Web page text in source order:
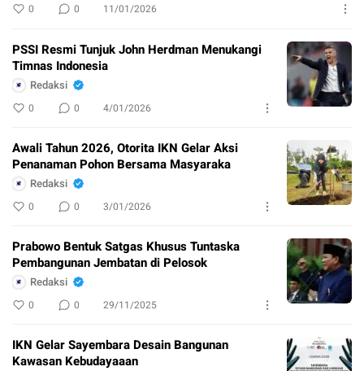
0 0 11/01/2026
PSSI Resmi Tunjuk John Herdman Menukangi
Timnas Indonesia
Redaksi
0 0 4/01/2026
Awali Tahun 2026, Otorita IKN Gelar Aksi
Penanaman Pohon Bersama Masyaraka
Redaksi
0 0 3/01/2026
Prabowo Bentuk Satgas Khusus Tuntaska
Pembangunan Jembatan di Pelosok
Redaksi
0 0 29/11/2025
IKN Gelar Sayembara Desain Bangunan
Kawasan Kebudayaaan